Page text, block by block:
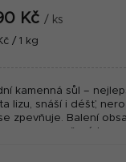
Kč / ks
/ 1 kg
kamenná sůl –
lizu, snáší i déšť,
zpevňuje. Balení
nesouměrné kusy,